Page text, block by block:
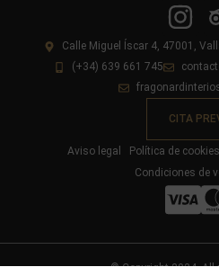
Calle Miguel Íscar 4, 47001,
(+34) 639 661 745
CITA
Aviso legal Política de cookies
Condiciones de
© Copyright 2024. All